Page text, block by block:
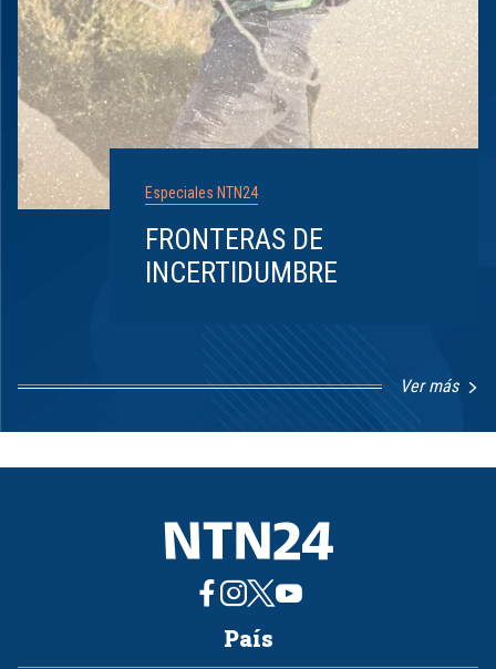
Especiales NTN24
FRONTERAS DE
INCERTIDUMBRE
Ver más
1
8
País